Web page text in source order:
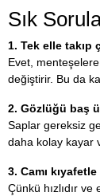
Sık
1. Tek elle takıp
Evet,
değiştirir. Bu da
2. Gözlüğü baş
Saplar gereksiz
daha kolay kayar
3. Camı
Çünkü hızlıdır